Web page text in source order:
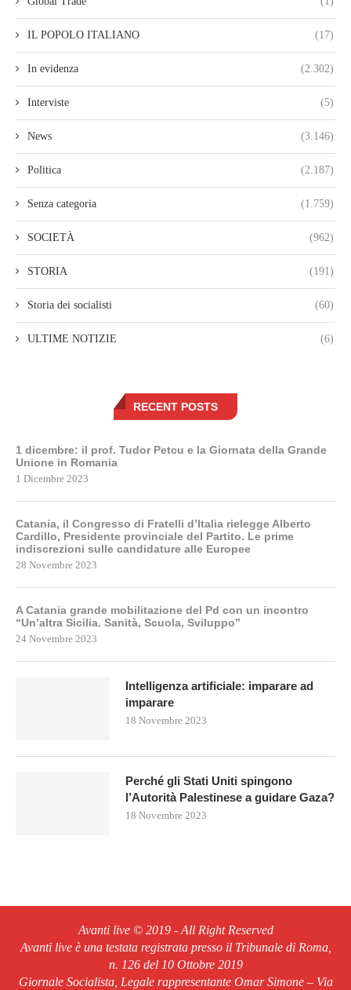
IL POPOLO ITALIANO (17)
In evidenza (2.302)
Interviste (5)
News (3.146)
Politica (2.187)
Senza categoria (1.759)
SOCIETÀ (962)
STORIA (191)
Storia dei socialisti (60)
ULTIME NOTIZIE (6)
RECENT POSTS
1 dicembre: il prof. Tudor Petcu e la Giornata della Grande
Unione in Romania
1 Dicembre 2023
Catania, il Congresso di Fratelli d’Italia rielegge Alberto
Cardillo, Presidente provinciale del Partito. Le prime
indiscrezioni sulle candidature alle Europee
28 Novembre 2023
A Catania grande mobilitazione del Pd con un incontro
“Un’altra Sicilia. Sanità, Scuola, Sviluppo”
24 Novembre 2023
Intelligenza artificiale: imparare ad
imparare
18 Novembre 2023
Perché gli Stati Uniti spingono
l’Autorità Palestinese a guidare Gaza?
18 Novembre 2023
Avanti live © 2019 - All Right Reserved
Avanti live è una testata registrata presso il Tribunale di Roma,
n. 126 del 10 Ottobre 2019
Giornale Socialista, Legale rappresentante Omar Simone – Via